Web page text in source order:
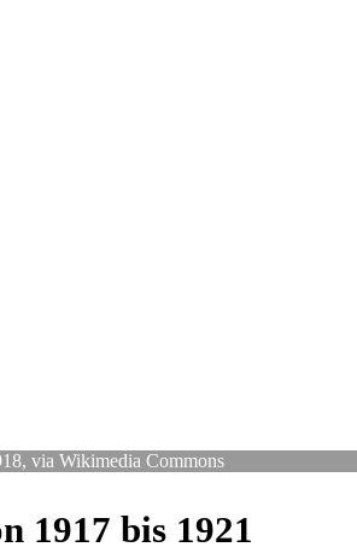
via Wiki­me­dia Commons
1917 bis 1921